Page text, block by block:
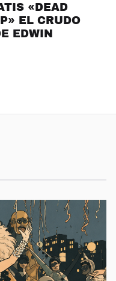
«DEAD
EL CRUDO
EDWIN